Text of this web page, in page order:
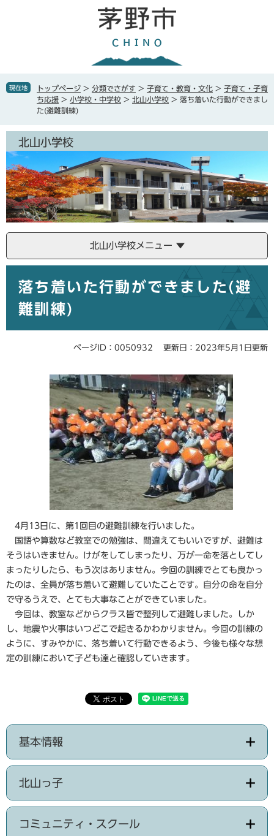
で
ば現在地 トップページ > 分類でさがす > 子育て・教育・文化 > 子育て・子育
ち応援 > 小学校・中学校 > 北山小学校 > 落ち着いた行動ができまし
た(避難訓練)
北山小学校
北山小学校メニュー
落ち着いた行動ができました(避
難訓練)
ページID：0050932 更新日：2023年5月1日更新
4月13日に、第1回目の避難訓練を行いました。
国語や算数など教室での勉強は、間違えてもいいですが、避難は
そうはいきません。けがをしてしまったり、万が一命を落としてし
まったりしたら、もう次はありません。今回の訓練でとても良かっ
たのは、全員が落ち着いて避難していたことです。自分の命を自分
で守るうえで、とても大事なことができていました。
今回は、教室などからクラス皆で整列して避難しました。しか
し、地震や火事はいつどこで起きるかわかりません。今回の訓練の
ように、すみやかに、落ち着いて行動できるよう、今後も様々な想
定の訓練において子ども達と確認していきます。
基本情報
北山っ子
コミュニティ・スクール